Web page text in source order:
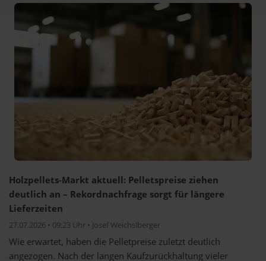
Holzpellets-Markt aktuell: Pelletspreise ziehen
deutlich an – Rekordnachfrage sorgt für längere
Lieferzeiten
27.07.2026 • 09:23 Uhr • Josef Weichslberger
Wie erwartet, haben die Pelletpreise zuletzt deutlich
angezogen. Nach der langen Kaufzurückhaltung vieler